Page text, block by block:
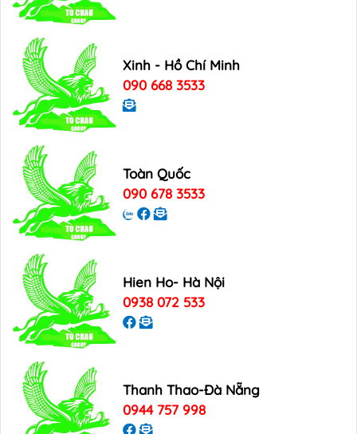
Xinh - Hồ Chí Minh
090 668 3533
Toàn Quốc
090 678 3533
Hien Ho- Hà Nội
0938 072 533
Thanh Thao-Đà Nẵng
0944 757 998